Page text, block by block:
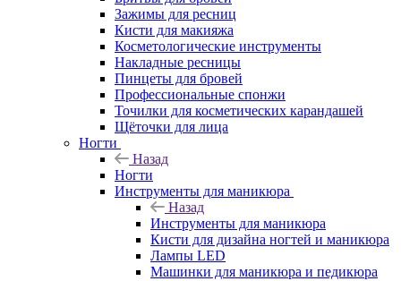
Зажимы для ресниц
Кисти для макияжа
Косметологические инструменты
Накладные ресницы
Пинцеты для бровей
Профессиональные спонжи
Точилки для косметических карандашей
Щёточки для лица
Ногти
Назад
Ногти
Инструменты для маникюра
Назад
Инструменты для маникюра
Кисти для дизайна ногтей и маникюра
Лампы LED
Машинки для маникюра и педикюра